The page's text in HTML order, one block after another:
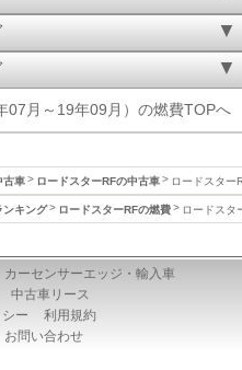
07月～19年09月）の燃費TOPへ
古車 ロードスターRFの中古車 ロードスター
ンキング ロードスターRFの燃費 ロードスタ
カーセンサーエッジ・輸入車
中古車リース
ー
利用規約
お問い合わせ